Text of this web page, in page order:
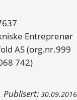
Entreprenør
AS (org.nr.999
742)
Publisert: 30.09.2016